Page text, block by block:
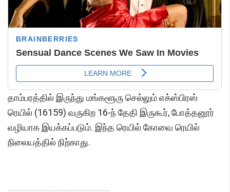
தாம்பரத்தில் இருந்து மங்களூரு செல்லும் எக்ஸ்பிரஸ்
ரெயில் (16159) வருகிற 16-ந் தேதி இருகூர், போத்தனூர்
வழியாக இயக்கப்படும். இந்த ரெயில் கோவை ரெயில்
நிலையத்தில் நிற்காது.